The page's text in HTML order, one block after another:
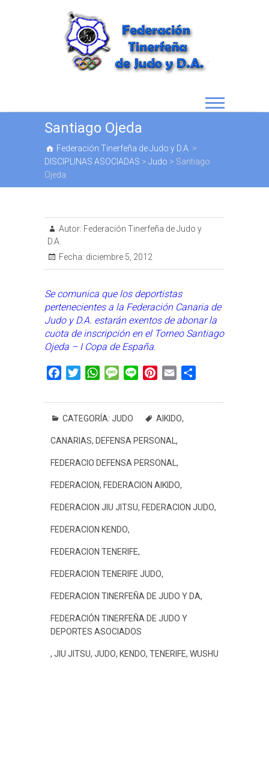
Santiago Ojeda
Federación Tinerfeña de Judo y D.A. >
DISCIPLINAS ASOCIADAS > Judo > Santiago
Ojeda
Autor: Federación Tinerfeña de Judo y
D.A.
Fecha: diciembre 5, 2012
Se comunica que los deportistas
pertenecientes a la Federación Canaria de
Judo y D.A. estarán exentos de abonar la
cuota de inscripción en el Torneo Santiago
Ojeda – I Copa de España.
c
e
o
o
i
t
e
r
W
a
t
A
p
M
s
s
g
e
n
n
t
r
e
t
a
i
m
CATEGORÍA: JUDO AIKIDO,
CANARIAS, DEFENSA PERSONAL,
FEDERACIO DEFENSA PERSONAL,
FEDERACION, FEDERACION AIKIDO,
FEDERACION JIU JITSU, FEDERACION JUDO,
FEDERACION KENDO,
FEDERACION TENERIFE,
FEDERACION TENERIFE JUDO,
FEDERACION TINERFEÑA DE JUDO Y DA,
FEDERACIÓN TINERFEÑA DE JUDO Y
DEPORTES ASOCIADOS
, JIU JITSU, JUDO, KENDO, TENERIFE, WUSHU